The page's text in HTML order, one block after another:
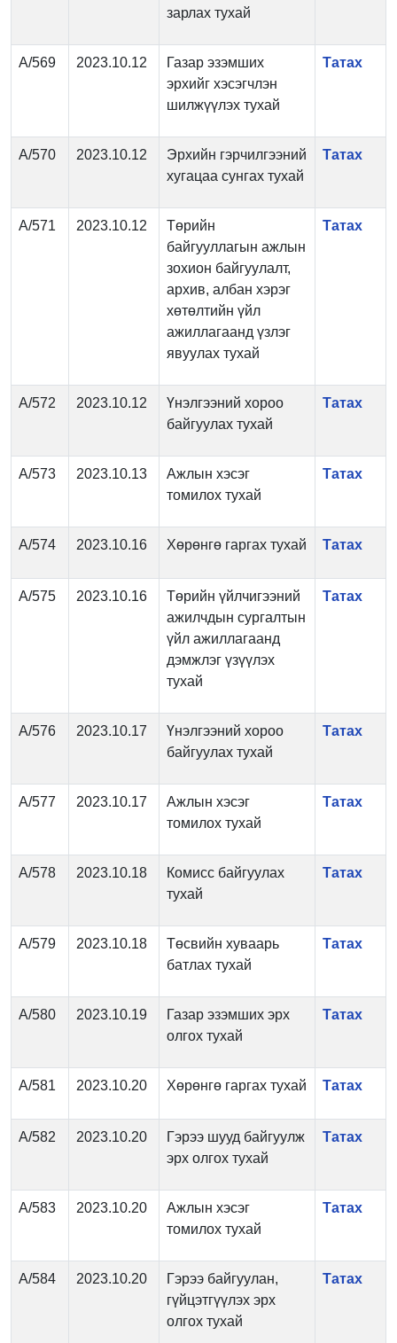
зарлах тухай
А/569 2023.10.12
Газар эзэмших
эрхийг хэсэгчлэн
шилжүүлэх тухай
Татах
А/570 2023.10.12
Эрхийн гэрчилгээний
хугацаа сунгах тухай
Татах
А/571 2023.10.12
Төрийн
байгууллагын ажлын
зохион байгуулалт,
архив, албан хэрэг
хөтөлтийн үйл
ажиллагаанд үзлэг
явуулах тухай
Татах
А/572 2023.10.12
Үнэлгээний хороо
байгуулах тухай
Татах
А/573 2023.10.13
Ажлын хэсэг
томилох тухай
Татах
А/574 2023.10.16 Хөрөнгө гаргах тухай Татах
А/575 2023.10.16
Төрийн үйлчигээний
ажилчдын сургалтын
үйл ажиллагаанд
дэмжлэг үзүүлэх
тухай
Татах
А/576 2023.10.17
Үнэлгээний хороо
байгуулах тухай
Татах
А/577 2023.10.17
Ажлын хэсэг
томилох тухай
Татах
А/578 2023.10.18
Комисс байгуулах
тухай
Татах
А/579 2023.10.18
Төсвийн хуваарь
батлах тухай
Татах
А/580 2023.10.19
Газар эзэмших эрх
олгох тухай
Татах
А/581 2023.10.20 Хөрөнгө гаргах тухай Татах
А/582 2023.10.20
Гэрээ шууд байгуулж
эрх олгох тухай
Татах
А/583 2023.10.20
Ажлын хэсэг
томилох тухай
Татах
А/584 2023.10.20
Гэрээ байгуулан,
гүйцэтгүүлэх эрх
олгох тухай
Татах